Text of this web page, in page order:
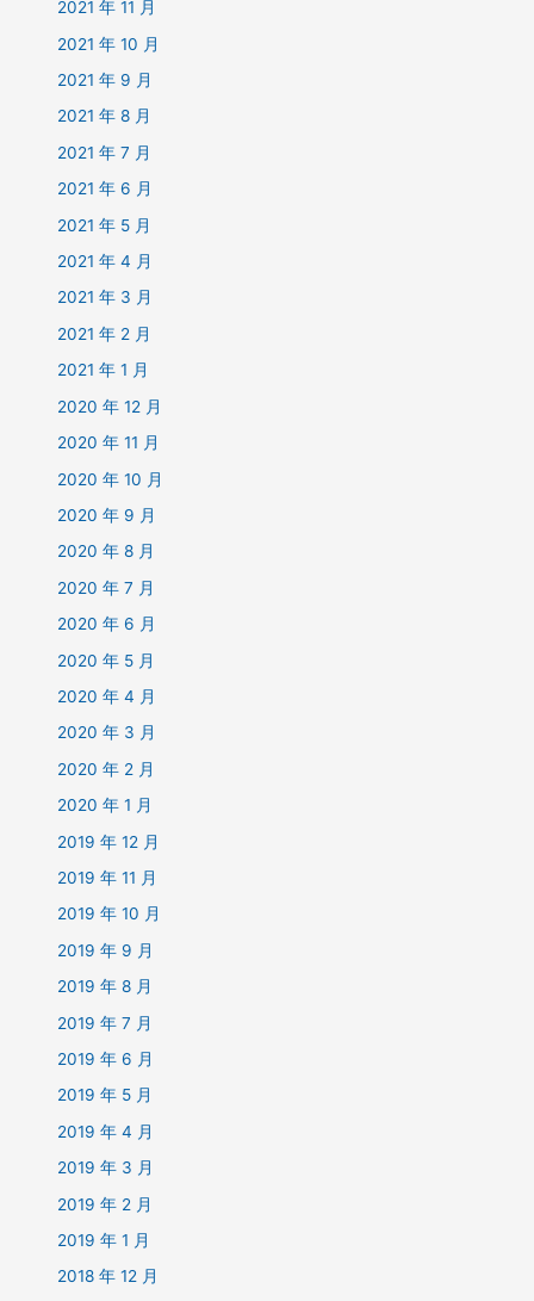
2021 年 11 月
2021 年 10 月
2021 年 9 月
2021 年 8 月
2021 年 7 月
2021 年 6 月
2021 年 5 月
2021 年 4 月
2021 年 3 月
2021 年 2 月
2021 年 1 月
2020 年 12 月
2020 年 11 月
2020 年 10 月
2020 年 9 月
2020 年 8 月
2020 年 7 月
2020 年 6 月
2020 年 5 月
2020 年 4 月
2020 年 3 月
2020 年 2 月
2020 年 1 月
2019 年 12 月
2019 年 11 月
2019 年 10 月
2019 年 9 月
2019 年 8 月
2019 年 7 月
2019 年 6 月
2019 年 5 月
2019 年 4 月
2019 年 3 月
2019 年 2 月
2019 年 1 月
2018 年 12 月